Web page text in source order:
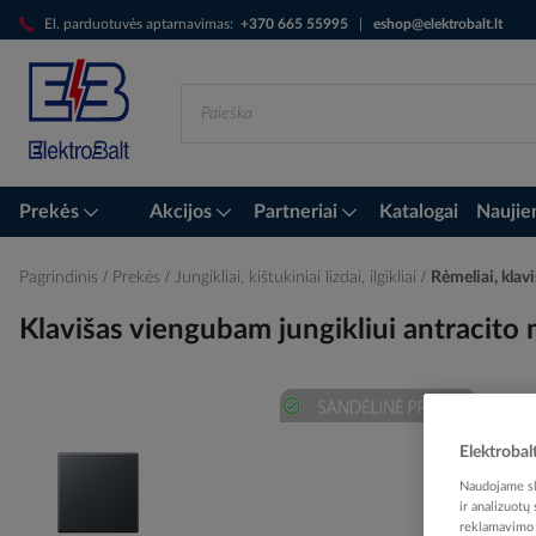
El. parduotuvės aptarnavimas: +370 665 55995 eshop@elektrobalt.lt
Skip
to
Content
Prekės Akcijos Partneriai Katalogai
Pagrindinis Prekės Jungikliai, kištukiniai lizdai, ilgikliai Rėmeliai,
Klavišas viengubam jungikliui antracito
Naudojame
ir analizuotų
reklamavimo